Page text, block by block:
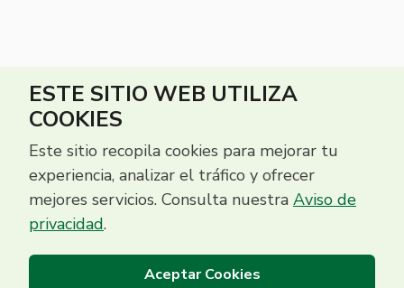
ESTE SITIO WEB UTILIZA
COOKIES
Este sitio recopila cookies para mejorar tu
experiencia, analizar el tráfico y ofrecer
mejores servicios. Consulta nuestra Aviso de
privacidad.
Aceptar Cookies